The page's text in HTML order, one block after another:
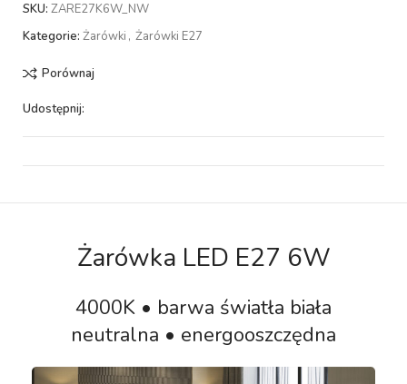
SKU:ZARE27K6W_NW
Kategorie: Żarówki , Żarówki E27
Porównaj
Udostępnij:
Żarówka LED E27 6W
4000K • barwa światła biała
neutralna • energooszczędna